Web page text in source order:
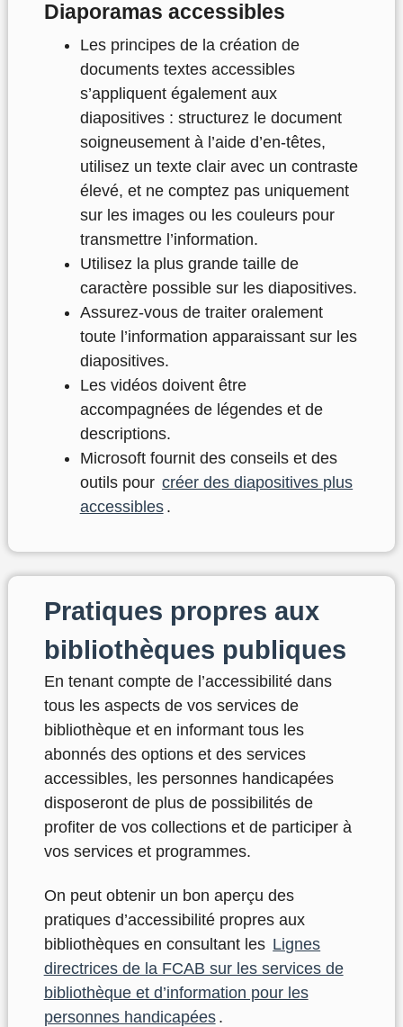
Diaporamas accessibles
Les principes de la création de
documents textes accessibles
s’appliquent également aux
diapositives : structurez le document
soigneusement à l’aide d’en-têtes,
utilisez un texte clair avec un contraste
élevé, et ne comptez pas uniquement
sur les images ou les couleurs pour
transmettre l’information.
Utilisez la plus grande taille de
caractère possible sur les diapositives.
Assurez-vous de traiter oralement
toute l’information apparaissant sur les
diapositives.
Les vidéos doivent être
accompagnées de légendes et de
descriptions.
Microsoft fournit des conseils et des
outils pour créer des diapositives plus
accessibles .
Pratiques propres aux
bibliothèques publiques
En tenant compte de l’accessibilité dans
tous les aspects de vos services de
bibliothèque et en informant tous les
abonnés des options et des services
accessibles, les personnes handicapées
disposeront de plus de possibilités de
profiter de vos collections et de participer à
vos services et programmes.
On peut obtenir un bon aperçu des
pratiques d’accessibilité propres aux
bibliothèquesen consultant les Lignes
directrices de la FCAB sur les services de
bibliothèque et d’information pour les
personnes handicapées .